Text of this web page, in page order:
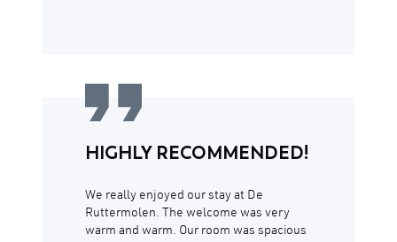
HIGHLY RECOMMENDED!
We really enjoyed our stay at De
Ruttermolen. The welcome was very
warm and warm. Our room was spacious